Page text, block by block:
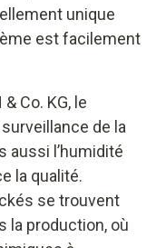
unique
est facilement
Co. KG, le
de la
aussi l’humidité
la qualité.
se trouvent
la production, où